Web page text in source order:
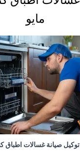
مايو
توكيل صيانة غسالات اطباق